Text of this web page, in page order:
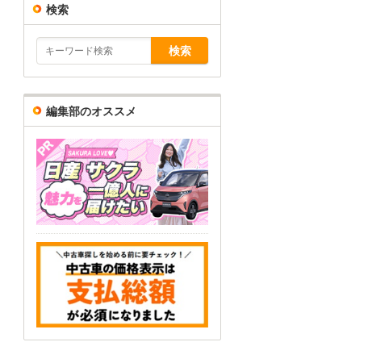
検索
編集部のオススメ